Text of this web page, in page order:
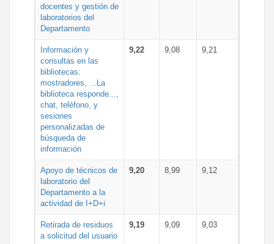
docentes y gestión de
laboratorios del
Departamento
Información y
consultas en las
bibliotecas:
mostradores, ...La
biblioteca responde...,
chat, teléfono, y
sesiones
personalizadas de
búsqueda de
información
9,22 9,08 9,21
Apoyo de técnicos de
laboratorio del
Departamento a la
actividad de I+D+i
9,20 8,99 9,12
Retirada de residuos
a solicitud del usuario
9,19 9,09 9,03